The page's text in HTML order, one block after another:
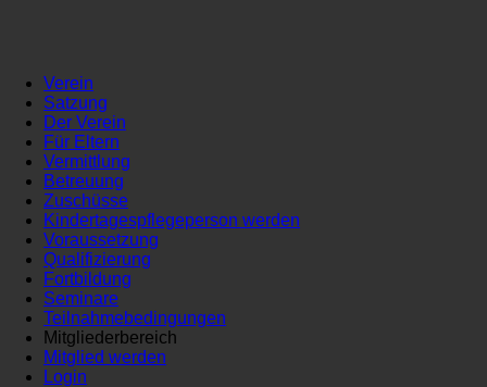
Verein
Satzung
Der Verein
Für Eltern
Vermittlung
Betreuung
Zuschüsse
Kindertagespflegeperson werden
Voraussetzung
Qualifizierung
Fortbildung
Seminare
Teilnahmebedingungen
Mitgliederbereich
Mitglied werden
Login